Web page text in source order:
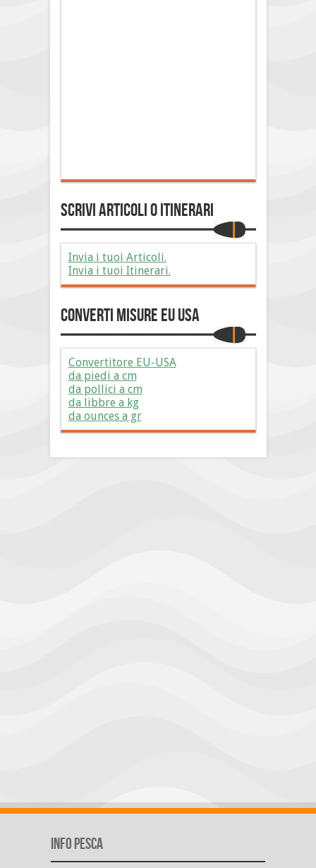
Scrivi Articoli o Itinerari
Invia i tuoi Articoli.
Invia i tuoi Itinerari.
Converti Misure EU USA
Convertitore EU-USA
da piedi a cm
da pollici a cm
da libbre a kg
da ounces a gr
Info Pesca